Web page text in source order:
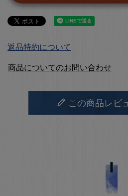
返品特約について
商品についてのお問い合わせ
この商品レビ